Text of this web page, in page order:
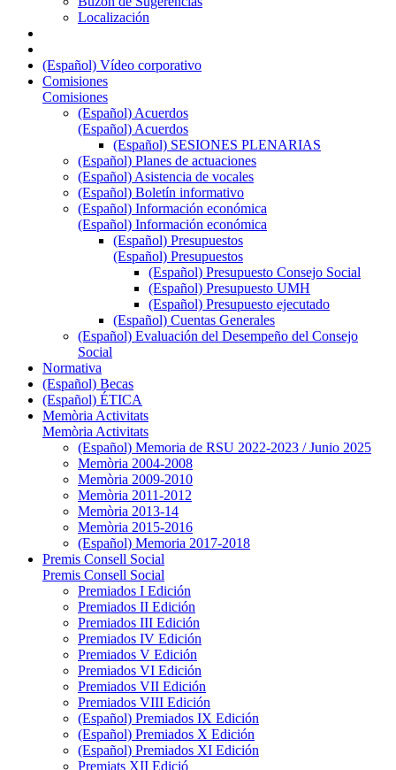
Localización
(Español) Vídeo corporativo
Comisiones
Comisiones
(Español) Acuerdos
(Español) Acuerdos
(Español) SESIONES PLENARIAS
(Español) Planes de actuaciones
(Español) Asistencia de vocales
(Español) Boletín informativo
(Español) Información económica
(Español) Información económica
(Español) Presupuestos
(Español) Presupuestos
(Español) Presupuesto Consejo Social
(Español) Presupuesto UMH
(Español) Presupuesto ejecutado
(Español) Cuentas Generales
(Español) Evaluación del Desempeño del Consejo
Social
Normativa
(Español) Becas
(Español) ÉTICA
Memòria Activitats
Memòria Activitats
(Español) Memoria de RSU 2022-2023 / Junio 2025
Memòria 2004-2008
Memòria 2009-2010
Memòria 2011-2012
Memòria 2013-14
Memòria 2015-2016
(Español) Memoria 2017-2018
Premis Consell Social
Premis Consell Social
Premiados I Edición
Premiados II Edición
Premiados III Edición
Premiados IV Edición
Premiados V Edición
Premiados VI Edición
Premiados VII Edición
Premiados VIII Edición
(Español) Premiados IX Edición
(Español) Premiados X Edición
(Español) Premiados XI Edición
Premiats XII Edició